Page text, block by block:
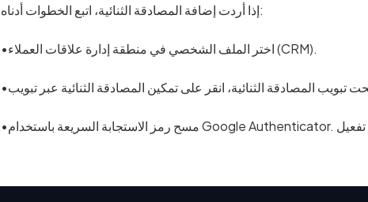
إذا أردت إضافة المصادقة الثنائية، اتبع الخطوات أدناه:
•اختر الملف الشخصي في منطقة إدارة علاقات العملاء (CRM).